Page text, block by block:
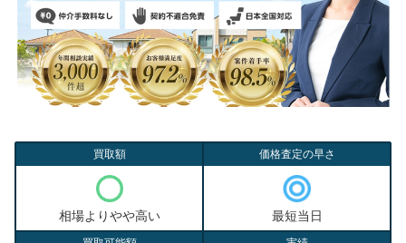
買取額
相場よりやや高い
価格査定の早さ
最短当日